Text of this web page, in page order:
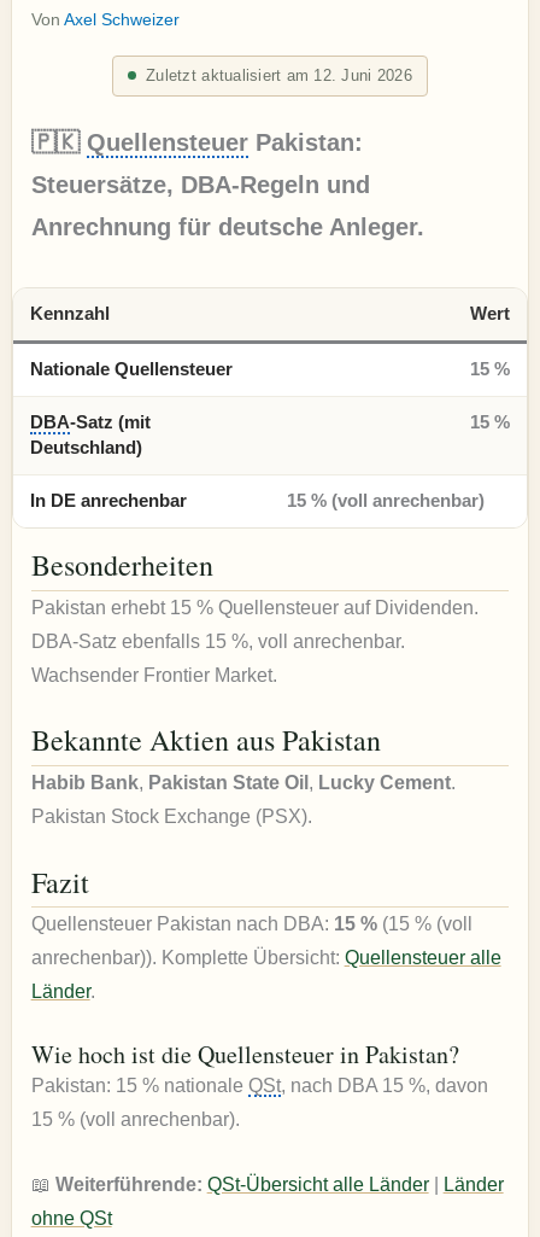
Von Axel Schweizer
Zuletzt aktualisiert am 12. Juni 2026
🇵🇰 QuellensteuerPakistan:
Steuersätze, DBA-Regeln und
Anrechnung für deutsche Anleger.
Kennzahl Wert
Nationale Quellensteuer 15 %
DBA-Satz (mit
Deutschland)
15 %
In DE anrechenbar 15 % (voll anrechenbar)
Besonderheiten
Pakistan erhebt 15 % Quellensteuer auf Dividenden.
DBA-Satz ebenfalls 15 %, voll anrechenbar.
Wachsender Frontier Market.
Bekannte Aktien aus Pakistan
Habib Bank, Pakistan State Oil , Lucky Cement.
Pakistan Stock Exchange (PSX).
Fazit
Quellensteuer Pakistan nach DBA: 15 %(15 % (voll
anrechenbar)). Komplette Übersicht: Quellensteuer alle
Länder.
Wie hoch ist die Quellensteuer in Pakistan?
Pakistan: 15 % nationale QSt, nach DBA 15 %, davon
15 % (voll anrechenbar).
📖 Weiterführende: QSt-Übersicht alle Länder|
Länder
ohne QSt